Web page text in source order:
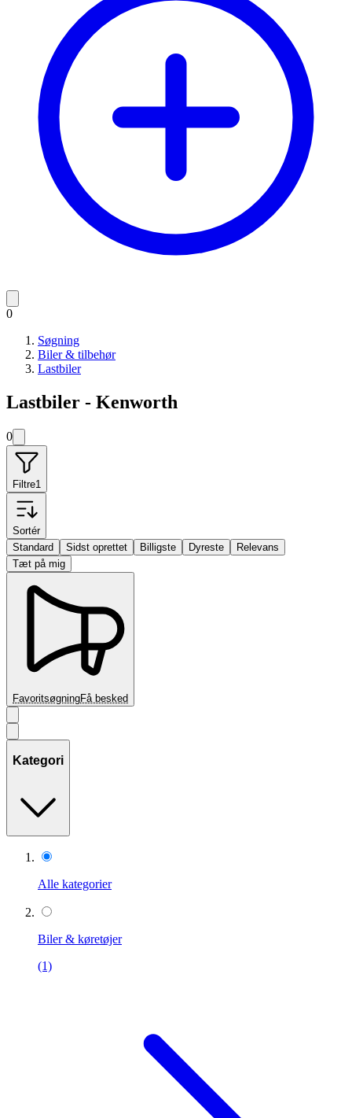
0
Søgning
Biler & tilbehør
Lastbiler
Lastbiler - Kenworth
0
Filtre1
Sortér
Standard
Sidst oprettet Billigste Dyreste
Relevans
Tæt på mig
FavoritsøgningFå besked
Kategori
Alle kategorier
Biler & køretøjer
(1)